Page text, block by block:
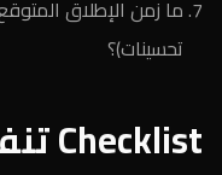
تحسينات)؟
Checklist تنفيذية قبل أن تقرّر